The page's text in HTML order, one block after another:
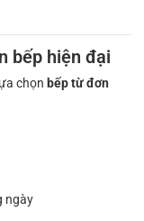
bếp hiện đại
chọn bếp từ đơn
ngày